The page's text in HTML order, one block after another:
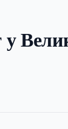
у